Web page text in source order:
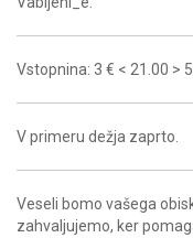
Vstopnina: 3 € < 21.00 >
V primeru dežja zaprto.
Veseli bomo vašega
zahvaljujemo, ker